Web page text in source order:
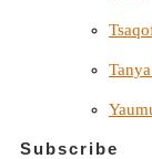
Subscribe